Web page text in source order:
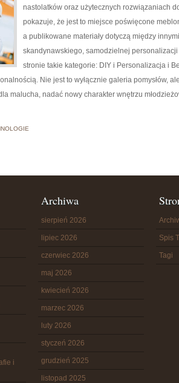
nastolatków oraz użytecznych rozwiązaniach
pokazuje, że jest to miejsce poświęcone
a publikowane materiały dotyczą między
skandynawskiego, samodzielnej
stronie takie kategorie: DIY i Personalizacja i
Nie jest to wyłącznie galeria pomysłów,
malucha, nadać nowy charakter wnętrzu
i
Archiwa
sierpień 2026
lipiec 2026
czerwiec 2026
maj 2026
kwiecień 2026
marzec 2026
luty 2026
styczeń 2026
grudzień 2025
listopad 2025
Spis
Tagi